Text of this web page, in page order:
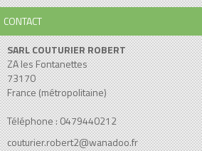
CONTACT
SARL COUTURIER ROBERT
ZA les Fontanettes
73170
France (métropolitaine)
Téléphone : 0479440212
couturier.robert2@wanadoo.fr